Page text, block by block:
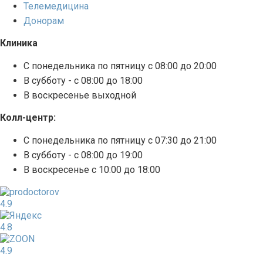
Телемедицина
Донорам
Клиника
С понедельника по пятницу с 08:00 до 20:00
В субботу - с 08:00 до 18:00
В воскресенье выходной
Колл-центр:
С понедельника по пятницу с 07:30 до 21:00
В субботу - с 08:00 до 19:00
В воскресенье с 10:00 до 18:00
4.9
4.8
4.9